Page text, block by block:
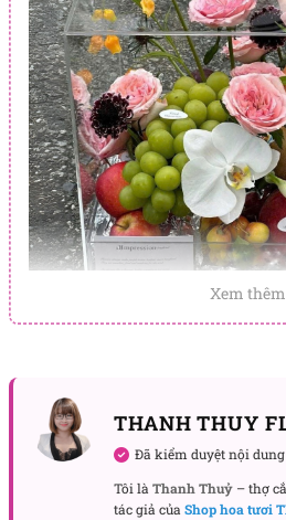
tâm, tỉ mỉ và tình cảm chân
nhỏ của sản phẩm.
Niềm vui và bất ngờ cho
Đây là món quà lý tưởng để
Xem thêm
THANH THUY
Đã kiểm duyệt nội dung
Tôi làThanh Thuỷ – thợ
tác giả củaShop hoa tươi